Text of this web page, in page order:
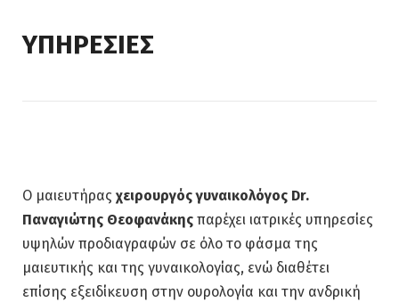
ΥΠΗΡΕΣΙΕΣ
O μαιευτήρας χειρουργός γυναικολόγος Dr.
Παναγιώτης Θεοφανάκης παρέχει ιατρικές υπηρεσίες
υψηλών προδιαγραφών σε όλο το φάσμα της
μαιευτικής και της γυναικολογίας, ενώ διαθέτει
επίσης εξειδίκευση στην ουρολογία και την ανδρική